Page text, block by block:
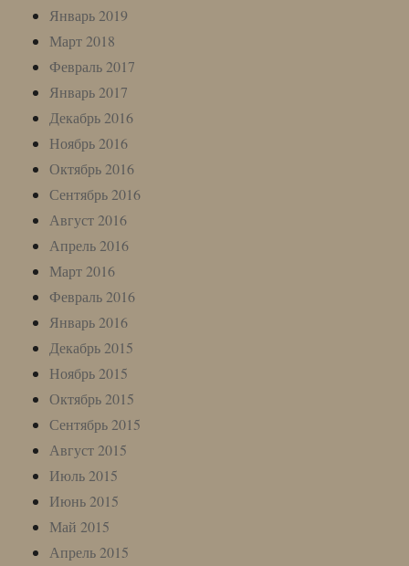
Январь 2019
Март 2018
Февраль 2017
Январь 2017
Декабрь 2016
Ноябрь 2016
Октябрь 2016
Сентябрь 2016
Август 2016
Апрель 2016
Март 2016
Февраль 2016
Январь 2016
Декабрь 2015
Ноябрь 2015
Октябрь 2015
Сентябрь 2015
Август 2015
Июль 2015
Июнь 2015
Май 2015
Апрель 2015